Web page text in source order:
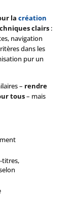
la création
clairs :
navigation
dans les
pur un
– rendre
tous– mais
titres,